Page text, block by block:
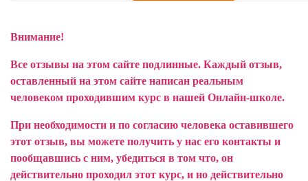
Внимание!
Все отзывы на этом сайте подлинные. Каждый отзыв,
оставленный на этом сайте написан реальным
человеком проходившим курс в нашей Онлайн-школе.
При необходимости и по согласию человека оставившего
этот отзыв, вы можете получить у нас его контакты и
пообщавшись с ним, убедиться в том что, он
действительно проходил этот курс, и но действительно